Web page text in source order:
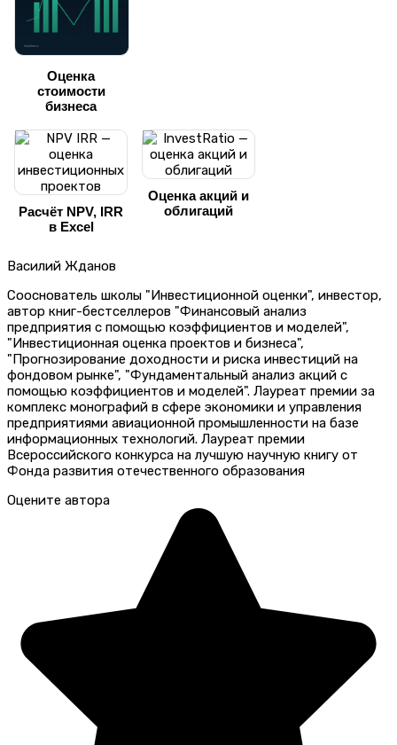
Оценка
стоимости
бизнеса
Расчёт NPV, IRR
в Excel
Оценка акций и
облигаций
Василий Жданов
Сооснователь школы "Инвестиционной оценки", инвестор,
автор книг-бестселлеров "Финансовый анализ
предприятия с помощью коэффициентов и моделей",
"Инвестиционная оценка проектов и бизнеса",
"Прогнозирование доходности и риска инвестиций на
фондовом рынке", "Фундаментальный анализ акций с
помощью коэффициентов и моделей". Лауреат премии за
комплекс монографий в сфере экономики и управления
предприятиями авиационной промышленности на базе
информационных технологий. Лауреат премии
Всероссийского конкурса на лучшую научную книгу от
Фонда развития отечественного образования
Оцените автора